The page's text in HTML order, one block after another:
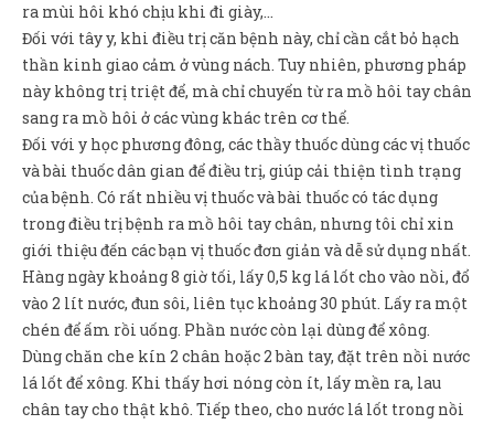
ra mùi hôi khó chịu khi đi giày,…
Đối với tây y, khi điều trị căn bệnh này, chỉ cần cắt bỏ hạch
thần kinh giao cảm ở vùng nách. Tuy nhiên, phương pháp
này không trị triệt để, mà chỉ chuyển từ ra mồ hôi tay chân
sang ra mồ hôi ở các vùng khác trên cơ thể.
Đối với y học phương đông, các thầy thuốc dùng các vị thuốc
và bài thuốc dân gian để điều trị, giúp cải thiện tình trạng
của bệnh. Có rất nhiều vị thuốc và bài thuốc có tác dụng
trong điều trị bệnh ra mồ hôi tay chân, nhưng tôi chỉ xin
giới thiệu đến các bạn vị thuốc đơn giản và dễ sử dụng nhất.
Hàng ngày khoảng 8 giờ tối, lấy 0,5 kg lá lốt cho vào nồi, đổ
vào 2 lít nước, đun sôi, liên tục khoảng 30 phút. Lấy ra một
chén để ấm rồi uống. Phần nước còn lại dùng để xông.
Dùng chăn che kín 2 chân hoặc 2 bàn tay, đặt trên nồi nước
lá lốt để xông. Khi thấy hơi nóng còn ít, lấy mền ra, lau
chân tay cho thật khô. Tiếp theo, cho nước lá lốt trong nồi